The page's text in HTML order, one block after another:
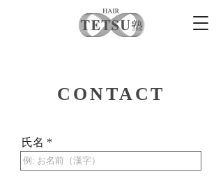
​CONTACT
氏名